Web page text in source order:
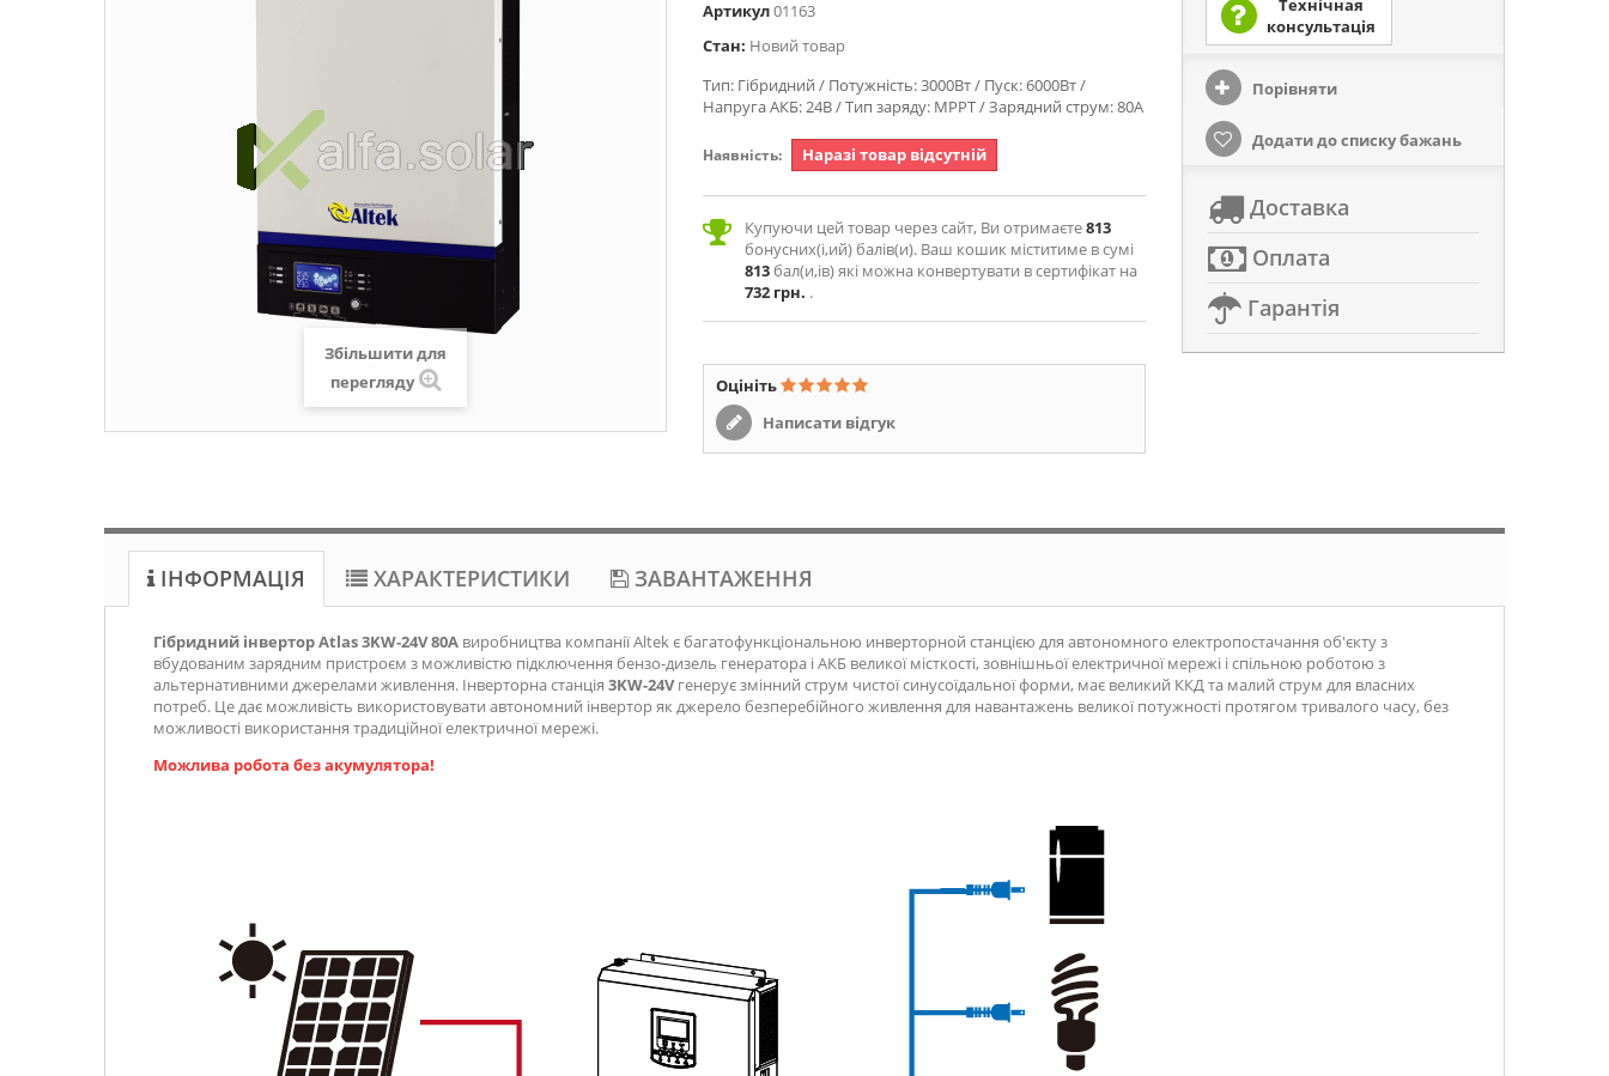
Збільшити для
перегляду
Артикул01163
Стан: Новий товар
Тип: Гібридний / Потужність: 3000Вт / Пуск: 6000Вт /
Напруга АКБ: 24В / Тип заряду: MPPT / Зарядний струм: 80А
Наявність: Наразі товар відсутній
Купуючи цей товар через сайт, Ви отримаєте813
бонусних(і,ий) балів(и). Ваш кошик міститиме в сумі
813бал(и,ів) які можна конвертувати в сертифікат на
732 грн. .
Оцініть
Написати відгук
Технічная
консультація
Порівняти
Додати до списку бажань
Доставка
Оплата
Гарантія
ІНФОРМАЦІЯ ХАРАКТЕРИСТИКИ ЗАВАНТАЖЕННЯ
Гібридний інвертор Atlas 3KW-24V 80А виробництва компанії Altek є багатофункціональною инверторной станцією для автономного електропостачання об'єкту з
вбудованим зарядним пристроєм з можливістю підключення бензо-дизель генератора і АКБ великої місткості, зовнішньої електричної мережі і спільною роботою з
альтернативними джерелами живлення. Інверторна станція 3KW-24Vгенерує змінний струм чистої синусоїдальної форми, має великий ККД та малий струм для власних
потреб. Це дає можливість використовувати автономний інвертор як джерело безперебійного живлення для навантажень великої потужності протягом тривалого часу, без
можливості використання традиційної електричної мережі.
Можлива робота без акумулятора!